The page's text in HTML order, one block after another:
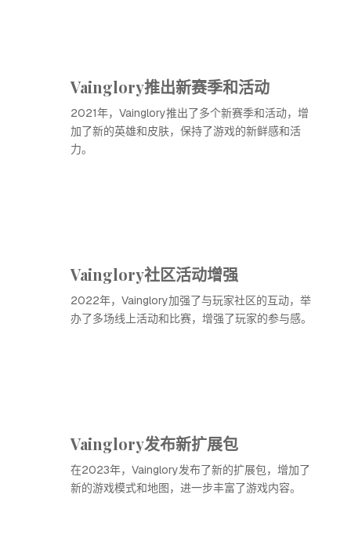
Vainglory推出新赛季和活动
2021年，Vainglory推出了多个新赛季和活动，增
加了新的英雄和皮肤，保持了游戏的新鲜感和活
力。
Vainglory社区活动增强
2022年，Vainglory加强了与玩家社区的互动，举
办了多场线上活动和比赛，增强了玩家的参与感。
Vainglory发布新扩展包
在2023年，Vainglory发布了新的扩展包，增加了
新的游戏模式和地图，进一步丰富了游戏内容。